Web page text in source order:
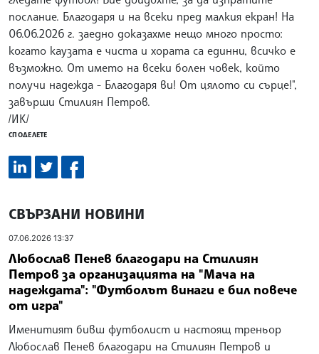
послание. Благодаря и на всеки пред малкия екран! На
06.06.2026 г. заедно доказахме нещо много просто:
когато каузата е чиста и хората са единни, всичко е
възможно. От името на всеки болен човек, който
получи надежда - Благодаря ви! От цялото си сърце!",
завърши Стилиян Петров.
/ИК/
СПОДЕЛЕТЕ
СВЪРЗАНИ НОВИНИ
07.06.2026 13:37
Любослав Пенев благодари на Стилиян
Петров за организацията на "Мача на
надеждата": "Футболът винаги е бил повече
от игра"
Именитият бивш футболист и настоящ треньор
Любослав Пенев благодари на Стилиян Петров и